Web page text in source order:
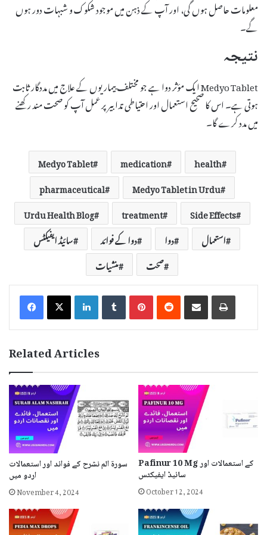
معلومات حاصل ہوں گی، اور آپ کے ذہن میں موجود شکوک و شبہات دور ہوں
گے۔
نتیجہ
Medyo Tablet ایک مؤثر دوا ہے جو مختلف بیماریوں کے علاج میں مددگار ثابت
ہوتی ہے۔ اس کا صحیح استعمال اور احتیاطی تدابیر پر عمل آپ کو صحت مند رکھنے
میں مدد کرے گا۔
health
medication
Medyo Tablet
Medyo Tablet in Urdu
pharmaceutical
Side Effects
treatment
Urdu Health Blog
استعمال
دوا دوا کے فوائد
سائیڈ ایفیکٹس
صحت
منشیات
LinkedInTumblrPinterestReddit Share via Email Print
Related Articles
سورۃ الم نشرح کے فوائد اور استعمالات
اردو میں
November 4, 2024
Pafinur 10 Mg کے استعمالات اور
سائیڈ ایفیکٹس
October 12, 2024